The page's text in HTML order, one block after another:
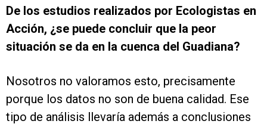
De los estudios realizados por Ecologistas en
Acción, ¿se puede concluir que la peor
situación se da en la cuenca del Guadiana?
Nosotros no valoramos esto, precisamente
porque los datos no son de buena calidad. Ese
tipo de análisis llevaría además a conclusiones